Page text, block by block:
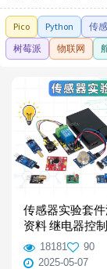
Pico Python 传
树莓派
物联网
传感器实验套
资料 继电器控
子模块科学实验
编程】
18181
90
2025-05-07